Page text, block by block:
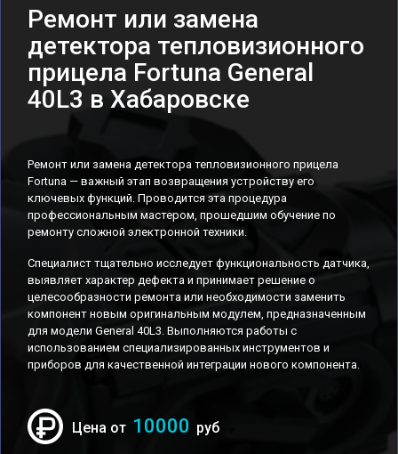
Ремонт или замена
детектора тепловизионного
прицела Fortuna General
40L3 в Хабаровске
Ремонт или замена детектора тепловизионного прицела
Fortuna — важный этап возвращения устройству его
ключевых функций. Проводится эта процедура
профессиональным мастером, прошедшим обучение по
ремонту сложной электронной техники.
Специалист тщательно исследует функциональность датчика,
выявляет характер дефекта и принимает решение о
целесообразности ремонта или необходимости заменить
компонент новым оригинальным модулем, предназначенным
для модели General 40L3. Выполняются работы с
использованием специализированных инструментов и
приборов для качественной интеграции нового компонента.
Цена от 10000 руб